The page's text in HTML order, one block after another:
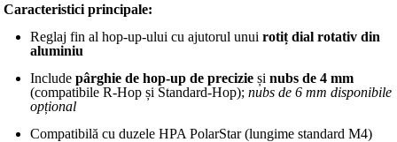
Caracteristici principale:
Reglaj fin al hop-up-ului cu ajutorul unuirotiț dial rotativ din
aluminiu
Includepârghie de hop-up de precizie șinubs de 4 mm
(compatibile R-Hop și Standard-Hop);nubs de 6 mm disponibile
opțional
Compatibilă cu duzele HPA PolarStar (lungime standard M4)